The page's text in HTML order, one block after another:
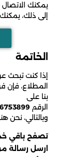
يمكنك الاتصال
إلى ذلك،
الخاتمة
إذا كنت تبحث
المطلاع، فإن
بنا على
الرقم
وبالتالي، نحن
تصفح باقي
ارسل رسالة